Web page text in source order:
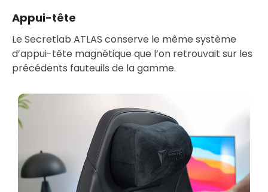
Appui-tête
Le Secretlab ATLAS conserve le même système
d’appui-tête magnétique que l’on retrouvait sur les
précédents fauteuils de la gamme.